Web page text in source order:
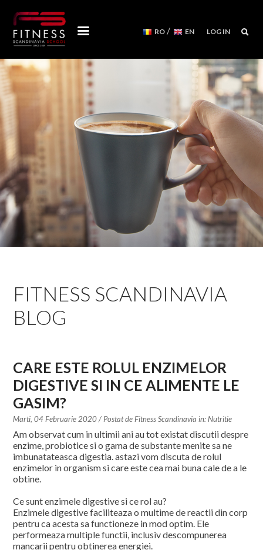
RO/ EN LOG IN
CURSURI
CALENDAR
APARATE PILATES REFORMER
ECHIPA FITNESS SCANDINAVIA
CONSULTANTI INTERNATIONALI
CALCULATOR DE CALORII
AFILIATI
BLOG
CONTACT
FITNESS SCANDINAVIA
BLOG
CARE ESTE ROLUL ENZIMELOR
DIGESTIVE SI IN CE ALIMENTE LE
GASIM?
Marti, 04 Februarie 2020/ Postat deFitness Scandinavia in:Nutritie
Am observat cum in ultimii ani au tot existat discutii despre
enzime, probiotice si o gama de substante menite sa ne
imbunatateasca digestia. astazi vom discuta de rolul
enzimelor in organism si care este cea mai buna cale de a le
obtine.
Ce sunt enzimele digestive si ce rol au?
Enzimele digestive faciliteaza o multime de reactii din corp
pentru ca acesta sa functioneze in mod optim. Ele
performeaza multiple functii, inclusiv descompunerea
mancarii pentru obtinerea energiei.